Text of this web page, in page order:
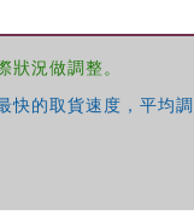
況做調整。
的取貨速度，平均調